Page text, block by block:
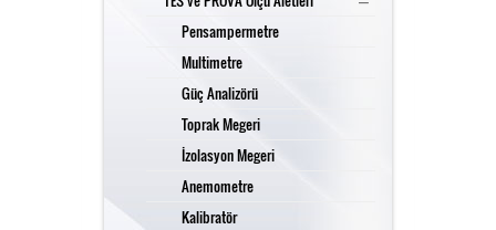
İzolasyon Megeri
Anemometre
Pensampermetre
Multimetre
Güç Analizörü
Toprak Megeri
İzolasyon Megeri
Anemometre
Kalibratör